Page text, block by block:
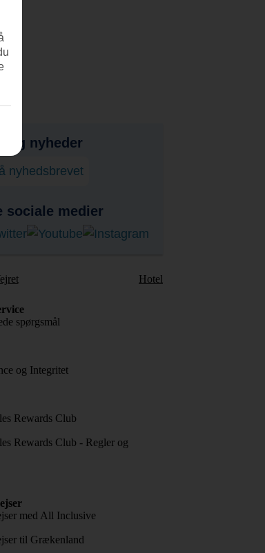
og nyheder
nyhedsbrevet
sociale medier
Hotel
spørgsmål
og Integritet
Rewards Club
Rewards Club - Regler og
med All Inclusive
til Grækenland